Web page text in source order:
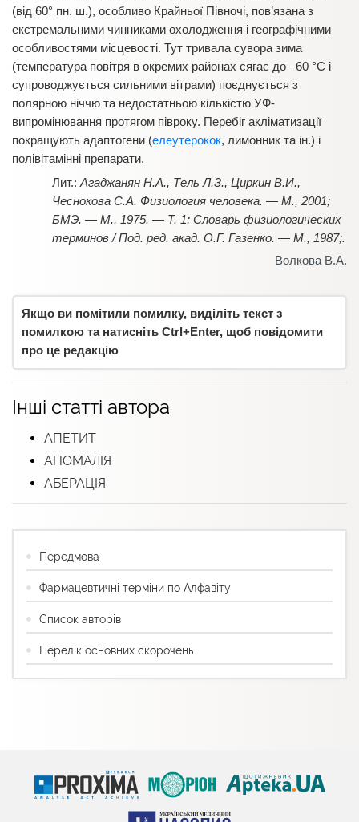
(від 60° пн. ш.), особливо Крайньої Півночі, пов’язана з
екстремальними чинниками охолодження і географічними
особливостями місцевості. Тут тривала сувора зима
(температура повітря в окремих районах сягає до –60 °С і
супроводжується сильними вітрами) поєднується з
полярною ніччю та недостатньою кількістю УФ-
випромінювання протягом півроку. Перебіг акліматизації
покращують адаптогени (елеутерокок, лимонник та ін.) і
полівітамінні препарати.
Агаджанян Н.А., Тель Л.З., Циркин В.И.,
Чеснокова С.А. Физиология человека. — М., 2001;
БМЭ. — М., 1975. — Т. 1; Словарь физиологических
терминов / Под. ред. акад. О.Г. Газенко. — М., 1987;.
Волкова В.А.
Якщо ви помітили помилку, виділіть текст з
помилкою та натисніть Ctrl+Enter, щоб повідомити
про це редакцію
Інші статті автора
АПЕТИТ
АНОМАЛІЯ
АБЕРАЦІЯ
Передмова
Фармацевтичні терміни по Алфавіту
Список авторів
Перелік основних скорочень